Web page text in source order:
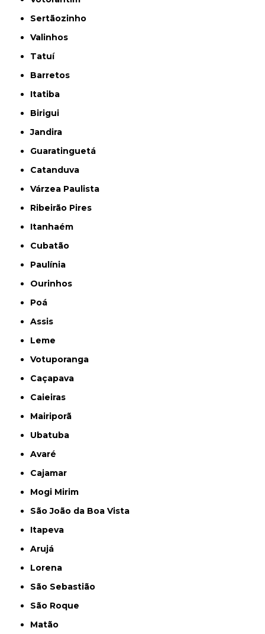
Sertãozinho
Valinhos
Tatuí
Barretos
Itatiba
Birigui
Jandira
Guaratinguetá
Catanduva
Várzea Paulista
Ribeirão Pires
Itanhaém
Cubatão
Paulínia
Ourinhos
Poá
Assis
Leme
Votuporanga
Caçapava
Caieiras
Mairiporã
Ubatuba
Avaré
Cajamar
Mogi Mirim
São João da Boa Vista
Itapeva
Arujá
Lorena
São Sebastião
São Roque
Matão